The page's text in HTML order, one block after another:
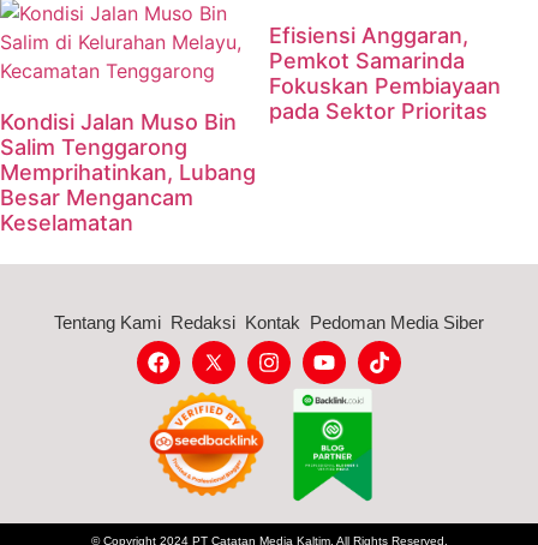
Kondisi Jalan Muso Bin
Salim Tenggarong
Memprihatinkan, Lubang
Besar Mengancam
Keselamatan
Efisiensi Anggaran,
Pemkot Samarinda
Fokuskan Pembiayaan
pada Sektor Prioritas
Tentang Kami Redaksi Kontak Pedoman Media Siber
© Copyright 2024 PT Catatan Media Kaltim, All Rights Reserved.